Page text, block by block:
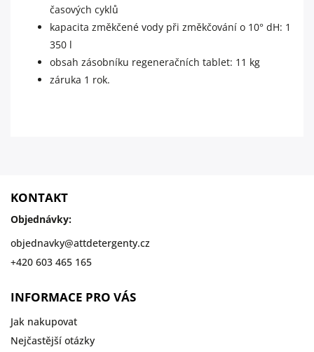
časových cyklů
kapacita změkčené vody při změkčování o 10° dH: 1
350 l
obsah zásobníku regeneračních tablet: 11 kg
záruka 1 rok.
KONTAKT
Objednávky:
objednavky@attdetergenty.cz
+420 603 465 165
INFORMACE PRO VÁS
Jak nakupovat
Nejčastější otázky